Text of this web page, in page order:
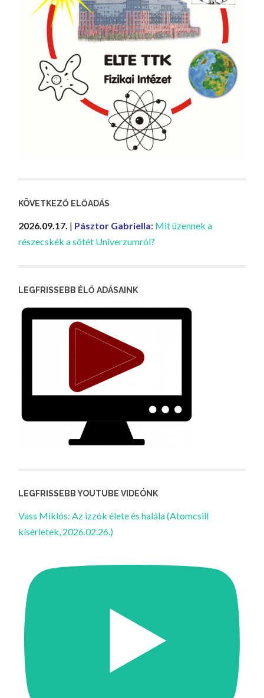
KÖVETKEZŐ ELŐADÁS
2026.09.17. | Pásztor Gabriella: Mit üzennek a
részecskék a sötét Univerzumról?
LEGFRISSEBB ÉLŐ ADÁSAINK
LEGFRISSEBB YOUTUBE VIDEÓNK
Vass Miklós: Az izzók élete és halála (Atomcsill
kísérletek, 2026.02.26.)